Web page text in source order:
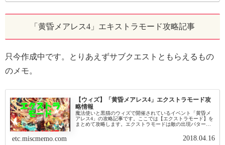
「黄昏メアレス4」エキストラモード攻略記事
只今作成中です。とりあえずサブクエストともらえるもの
のメモ。
【ウィズ】「黄昏メアレス4」エクストラモード攻
略情報
魔法使いと黒猫のウィズで開催されているイベント「黄昏メ
アレス4」の攻略記事です。ここでは【エクストラモード】を
まとめて攻略します。エクストラモードは敵の出現パターン
etc.miscmemo.com 2018.04.16